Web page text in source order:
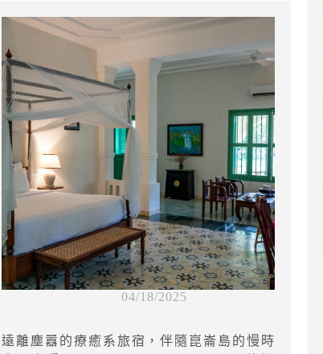
04/18/2025
遠離塵囂的療癒系旅宿，伴隨崑崙島的慢時